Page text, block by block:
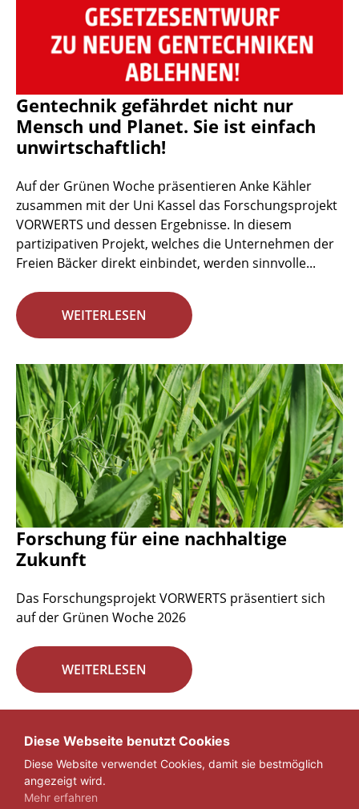
Gentechnik gefährdet nicht nur
Mensch und Planet. Sie ist einfach
unwirtschaftlich!
Auf der Grünen Woche präsentieren Anke Kähler
zusammen mit der Uni Kassel das Forschungsprojekt
VORWERTS und dessen Ergebnisse. In diesem
partizipativen Projekt, welches die Unternehmen der
Freien Bäcker direkt einbindet, werden sinnvolle...
WEITERLESEN
Forschung für eine nachhaltige
Zukunft
Das Forschungsprojekt VORWERTS präsentiert sich
auf der Grünen Woche 2026
WEITERLESEN
1 2 3 ... 29 »
Diese Webseite benutzt Cookies
Diese Website verwendet Cookies, damit sie bestmöglich
angezeigt wird.
Mehr erfahren